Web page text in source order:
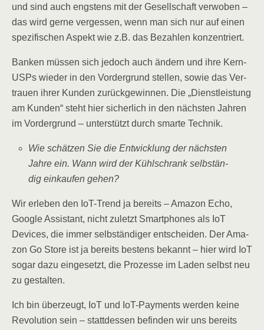
und sind auch engs­tens mit der Gesell­schaft ver­wo­ben –
das wird ger­ne ver­ges­sen, wenn man sich nur auf einen
spe­zi­fi­schen Aspekt wie z.B. das Bezah­len konzentriert.
Ban­ken müs­sen sich jedoch auch ändern und ihre Kern-
USPs wie­der in den Vor­der­grund stel­len, sowie das Ver­
trau­en ihrer Kun­den zurück­ge­win­nen. Die „Dienst­leis­tung
am Kun­den“ steht hier sicher­lich in den nächs­ten Jah­ren
im Vor­der­grund – unter­stützt durch smar­te Technik.
Wie schät­zen Sie die Ent­wick­lung der nächs­ten
Jah­re ein. Wann wird der Kühl­schrank selb­stän­
dig ein­kau­fen gehen?
Wir erle­ben den IoT-Trend ja bereits – Ama­zon Echo,
Goog­le Assistant, nicht zuletzt Smart­phones als IoT
Devices, die immer selb­stän­di­ger ent­schei­den. Der Ama­
zon Go Store ist ja bereits bes­tens bekannt – hier wird IoT
sogar dazu ein­ge­setzt, die Pro­zes­se im Laden selbst neu
zu gestalten.
Ich bin über­zeugt, IoT und IoT-Pay­ments wer­den kei­ne
Revo­lu­ti­on sein – statt­des­sen befin­den wir uns bereits